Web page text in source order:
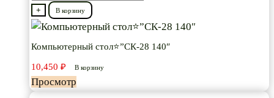
товара
Компьютерный
+ В корзину
Компьютерный стол⭐”СК-28 140″
10,450 ₽ В корзину
Просмотр